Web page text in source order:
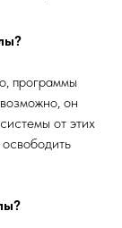
программы
он
от этих